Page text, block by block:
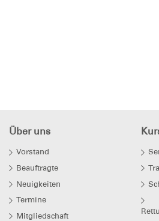
Über uns
Vorstand
Beauftragte
Neuigkeiten
Termine
Mitgliedschaft